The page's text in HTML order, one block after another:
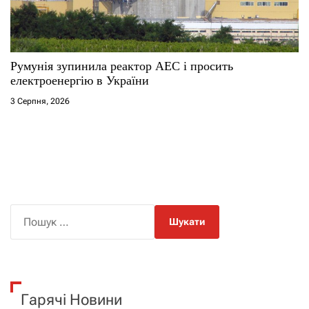
Румунія зупинила реактор АЕС і просить
електроенергію в України
3 Серпня, 2026
к
Гарячі Новини